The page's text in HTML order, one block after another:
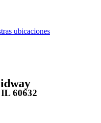
ubicaciones
60632